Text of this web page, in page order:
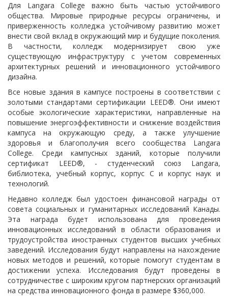
Для Langara College важно быть частью устойчивого
общества. Мировые природные ресурсы ограничены, и
приверженность колледжа устойчивому развитию может
внести свой вклад в окружающий мир и будущие поколения.
В частности, колледж модернизирует свою уже
существующую инфраструктуру с учетом современных
архитектурных решений и инновационного устойчивого
дизайна.
Все новые здания в кампусе построены в соответствии с
золотыми стандартами сертификации LEED®. Они имеют
особые экологические характеристики, направленные на
повышение энергоэффективности и снижение воздействия
кампуса на окружающую среду, а также улучшение
здоровья и благополучия всего сообщества Langara
College. Среди кампусных зданий, которые получили
сертификат LEED®, - студенческий союз Langara,
библиотека, учебный корпус, корпус C и корпус наук и
технологий.
Недавно колледж был удостоен финансовой награды от
совета социальных и гуманитарных исследований Канады.
Эта награда будет использована для проведения
инновационных исследований в области образования и
трудоустройства иностранных студентов высших учебных
заведений. Исследования будут направлены на нахождение
новых методов и решений, которые помогут студентам в
достижении успеха. Исследования будут проведены в
сотрудничестве с широким кругом партнерских организаций
на средства инновационного фонда в размере $360,000.